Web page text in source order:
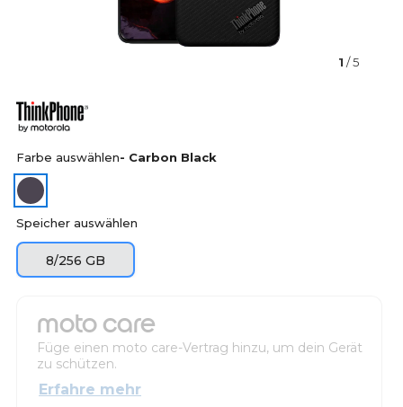
1 / 5
Farbe auswählen- Carbon Black
Speicher auswählen
8/256 GB
moto care
Füge einen moto care-Vertrag hinzu, um dein Gerät
zu schützen.
Erfahre mehr